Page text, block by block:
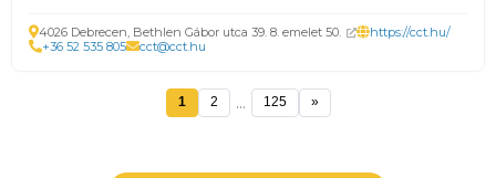
4026 Debrecen, Bethlen Gábor utca 39. 8. emelet 50.
https://cct.hu/
+36 52 535 805
cct@cct.hu
1 2 ... 125 »